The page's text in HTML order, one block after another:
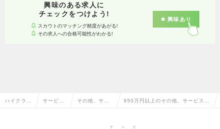
興味のある求人に
チェックをつけよう!
スカウトのマッチング精度があがる!
その求人への合格可能性がわかる!
興味あり
ハイクラス サービ その他、サー 950万円以上のその他、サービス・